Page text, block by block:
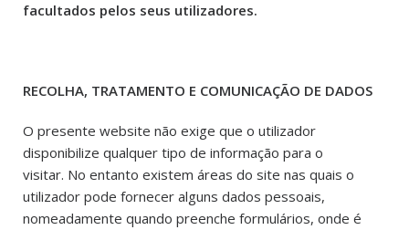
facultados pelos seus utilizadores.
RECOLHA, TRATAMENTO E COMUNICAÇÃO DE DADOS
O presente website não exige que o utilizador
disponibilize qualquer tipo de informação para o
visitar. No entanto existem áreas do site nas quais o
utilizador pode fornecer alguns dados pessoais,
nomeadamente quando preenche formulários, onde é